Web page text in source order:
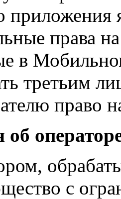
права
в
третьим
право
об
с